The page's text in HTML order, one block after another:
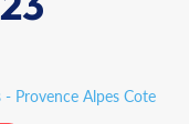
Provence Alpes Cote